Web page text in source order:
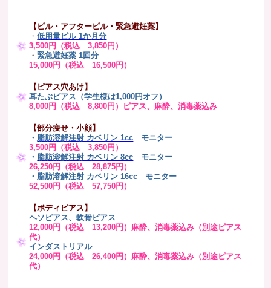
【ピル・アフターピル・緊急避妊薬】
・低用量ピル 1か月分
3,500円（税込 3,850円）
・緊急避妊薬 1回分
15,000円（税込 16,500円）
【ピアス穴あけ】
耳たぶピアス（学生様は1,000円オフ）
8,000円（税込 8,800円）ピアス、麻酔、消毒薬込み
【部分痩せ・小顔】
・ 脂肪溶解注射 カベリン 1cc モニター
3,500円（税込 3,850円）
・ 脂肪溶解注射 カベリン 8cc モニター
26,250円（税込 28,875円）
・ 脂肪溶解注射 カベリン 16cc
モニター
52,500円（税込 57,750円）
【ボディピアス】
ヘソピアス、軟骨ピアス
12,000円（税込 13,200円）麻酔、消毒薬込み（別途ピアス
代）
インダストリアル
24,000円（税込 26,400円）麻酔、消毒薬込み（別途ピアス
代）